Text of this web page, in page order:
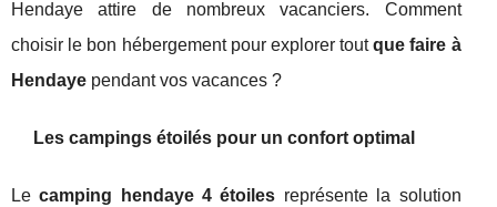
Hendaye attire de nombreux vacanciers. Comment
choisir le bon hébergement pour explorer toutque faire à
Hendaye pendant vos vacances ?
Les campings étoilés pour un confort optimal
Lecamping hendaye 4 étoiles représente la solution